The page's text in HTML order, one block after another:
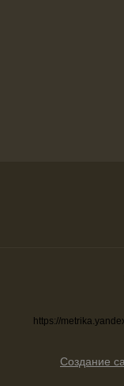
https://
Создание